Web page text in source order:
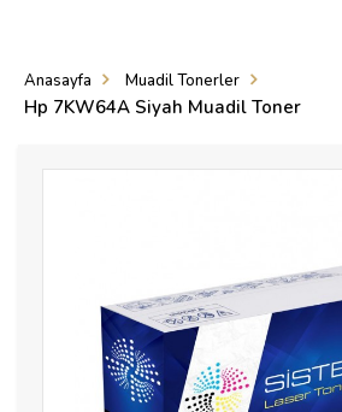
Anasayfa Muadil Tonerler
Hp 7KW64A Siyah Muadil Toner